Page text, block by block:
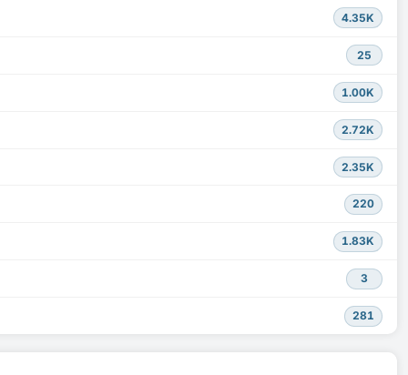
4.35K
25
1.00K
2.72K
2.35K
220
1.83K
3
281